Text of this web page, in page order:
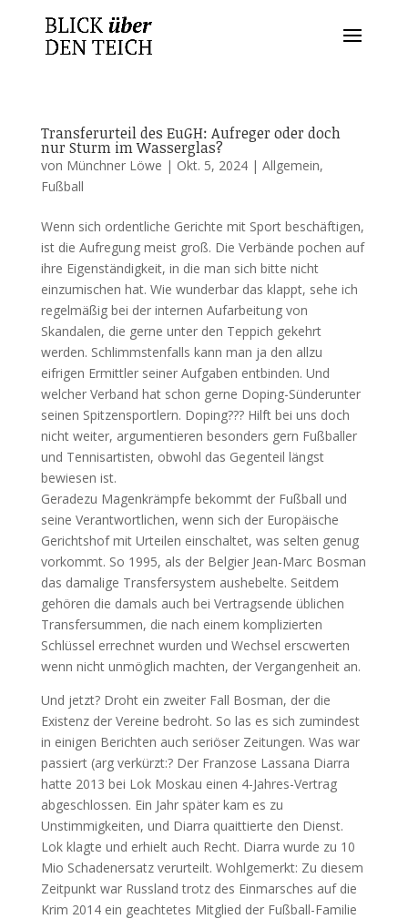
Transferurteil des EuGH: Aufreger oder doch
nur Sturm im Wasserglas?
von Münchner Löwe | Okt. 5, 2024| Allgemein,
Fußball
Wenn sich ordentliche Gerichte mit Sport beschäftigen,
ist die Aufregung meist groß. Die Verbände pochen auf
ihre Eigenständigkeit, in die man sich bitte nicht
einzumischen hat. Wie wunderbar das klappt, sehe ich
regelmäßig bei der internen Aufarbeitung von
Skandalen, die gerne unter den Teppich gekehrt
werden. Schlimmstenfalls kann man ja den allzu
eifrigen Ermittler seiner Aufgaben entbinden. Und
welcher Verband hat schon gerne Doping-Sünderunter
seinen Spitzensportlern. Doping??? Hilft bei uns doch
nicht weiter, argumentieren besonders gern Fußballer
und Tennisartisten, obwohl das Gegenteil längst
bewiesen ist.
Geradezu Magenkrämpfe bekommt der Fußball und
seine Verantwortlichen, wenn sich der Europäische
Gerichtshof mit Urteilen einschaltet, was selten genug
vorkommt. So 1995, als der Belgier Jean-Marc Bosman
das damalige Transfersystem aushebelte. Seitdem
gehören die damals auch bei Vertragsende üblichen
Transfersummen, die nach einem komplizierten
Schlüssel errechnet wurden und Wechsel erscwerten
wenn nicht unmöglich machten, der Vergangenheit an.
Und jetzt? Droht ein zweiter Fall Bosman, der die
Existenz der Vereine bedroht. So las es sich zumindest
in einigen Berichten auch seriöser Zeitungen. Was war
passiert (arg verkürzt:? Der Franzose Lassana Diarra
hatte 2013 bei Lok Moskau einen 4-Jahres-Vertrag
abgeschlossen. Ein Jahr später kam es zu
Unstimmigkeiten, und Diarra quaittierte den Dienst.
Lok klagte und erhielt auch Recht. Diarra wurde zu 10
Mio Schadenersatz verurteilt. Wohlgemerkt: Zu diesem
Zeitpunkt war Russland trotz des Einmarsches auf die
Krim 2014 ein geachtetes Mitglied der Fußball-Familie